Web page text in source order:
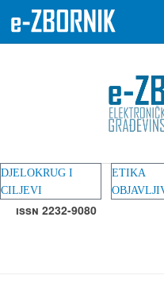
DJELOKRUG I
CILJEVI
ETIKA
ISSN 2232-9080